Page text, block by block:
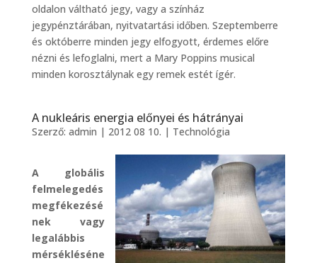
oldalon váltható jegy, vagy a színház
jegypénztárában, nyitvatartási időben. Szeptemberre
és októberre minden jegy elfogyott, érdemes előre
nézni és lefoglalni, mert a Mary Poppins musical
minden korosztálynak egy remek estét ígér.
A nukleáris energia előnyei és hátrányai
Szerző: admin | 2012 08 10. | Technológia
A globális
felmelegedés
megfékezésé
nek vagy
legalábbis
mérsékléséne